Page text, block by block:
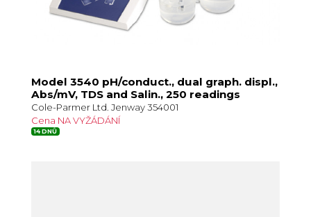
Model 3540 pH/conduct., dual graph. displ.,
Abs/mV, TDS and Salin., 250 readings
Cole-Parmer Ltd. Jenway 354001
Cena NA VYŽÁDÁNÍ
14 DNŮ